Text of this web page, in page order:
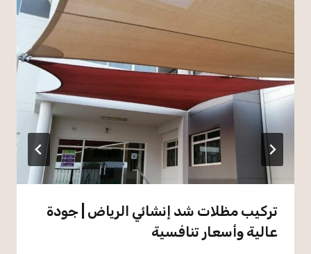
تركيب مظلات شد إنشائي الرياض | جودة
عالية وأسعار تنافسية